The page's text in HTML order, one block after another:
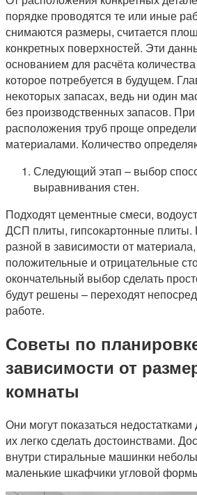
порядке проводятся те или иные
снимаются размеры, считается
конкретных поверхностей. Эти
основанием для расчёта
которое потребуется в будущем.
некоторых запасах, ведь ни один
без производственных запасов.
расположения труб проще
материалами. Количество
Следующий этап – выбор
выравнивания стен.
Подходят цементные смеси,
ДСП плиты, гипсокартонные плиты.
разной в зависимости от
положительные и отрицательные
окончательный выбор сделать
будут решены – переходят
работе.
Советы по
зависимости от
комнаты
Они могут показаться
их легко сделать достоинствами.
внутри стиральные машинки
маленькие шкафчики угловой